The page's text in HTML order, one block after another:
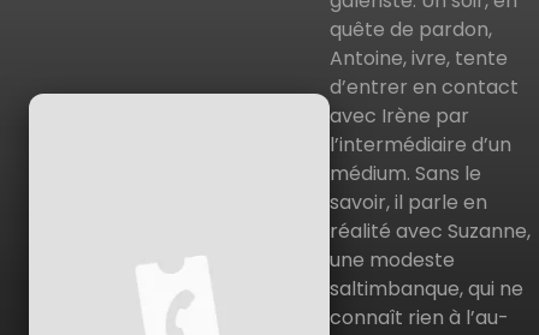
quête de pardon,
Antoine, ivre, tente
d’entrer en contact
avec Irène par
l’intermédiaire d’un
médium. Sans le
savoir, il parle en
réalité avec Suzanne,
une modeste
saltimbanque, qui ne
connaît rien à l’au-